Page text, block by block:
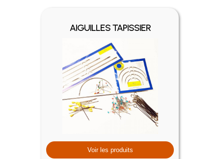
AIGUILLES TAPISSIER
Voir les produits